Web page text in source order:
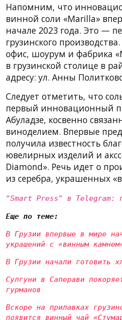
Напомним, что
винной соли «Marilla»
начале 2023 года. Это —
грузинского
офис, шоурум и фабрика
в грузинской столице в
адресу: ул. Анны
Следует отметить, что
первый инновационный
Абуладзе, косвенно
виноделием. Впервые
получила известность
ювелирных изделий и
Diamond». Речь идет о
из серебра, украшенных
"Smart Press" в Telegram:
Еще по теме:
В Грузии впервые в мире
украшений с «винным
В Грузии начали готовить
Сулгуни в Саперави
гурманов
Вскоре на прилавках
появится винный чай